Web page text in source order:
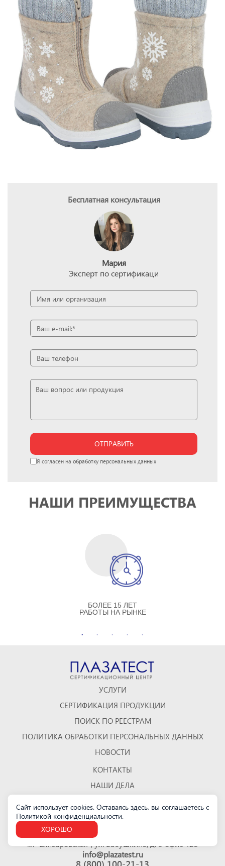
Бесплатная консультация
Мария
Эксперт по сертификаци
ОТПРАВИТЬ
Я согласен на обработку персональных данных
НАШИ ПРЕИМУЩЕСТВА
БОЛЕЕ 15 ЛЕТ
РАБОТЫ НА РЫНКЕ
УСЛУГИ
СЕРТИФИКАЦИЯ ПРОДУКЦИИ
ПОИСК ПО РЕЕСТРАМ
ПОЛИТИКА ОБРАБОТКИ ПЕРСОНАЛЬНЫХ ДАННЫХ
НОВОСТИ
КОНТАКТЫ
НАШИ ДЕЛА
КАРТА САЙТА
Санкт-Петербург
м. "Елизаровская", ул. Бабушкина, д. 3 офис 423
info@plazatest.ru
Сайт использует cookies. Оставаясь здесь, вы соглашаетесь с
Политикой конфиденциальности.
ХОРОШО